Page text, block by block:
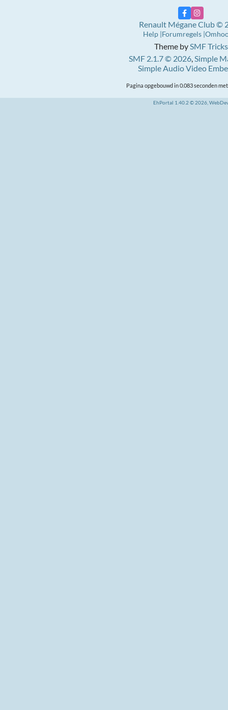
Theme bySMF Tricks
SMF 2.1.7 © 2026,Simple
Simple Audio Video
Renault Mégane Club ©
Help Forumregels
Pagina opgebouwd in 0.083 seconden
EhPortal 1.40.2 © 2026,